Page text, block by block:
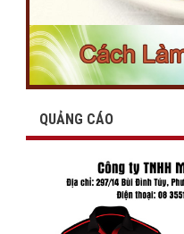
QUẢNG CÁO